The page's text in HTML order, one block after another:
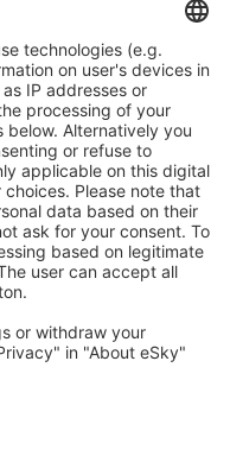
pentru utilizatorii
hoteluri, cabane,
către utilizatorii eSky